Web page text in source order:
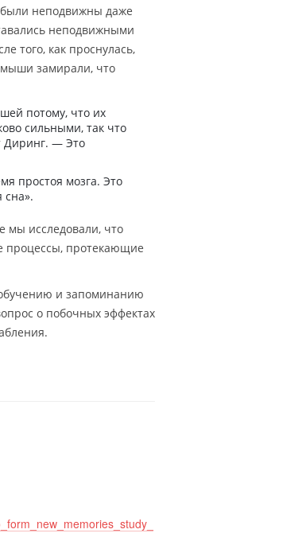
неподвижны даже
неподвижными
того, как проснулась,
мыши замирали, что
потому, что их
сильными, так что
Диринг. — Это
простоя мозга. Это
сна».
мы исследовали, что
процессы, протекающие
обучению и запоминанию
о побочных эффектах